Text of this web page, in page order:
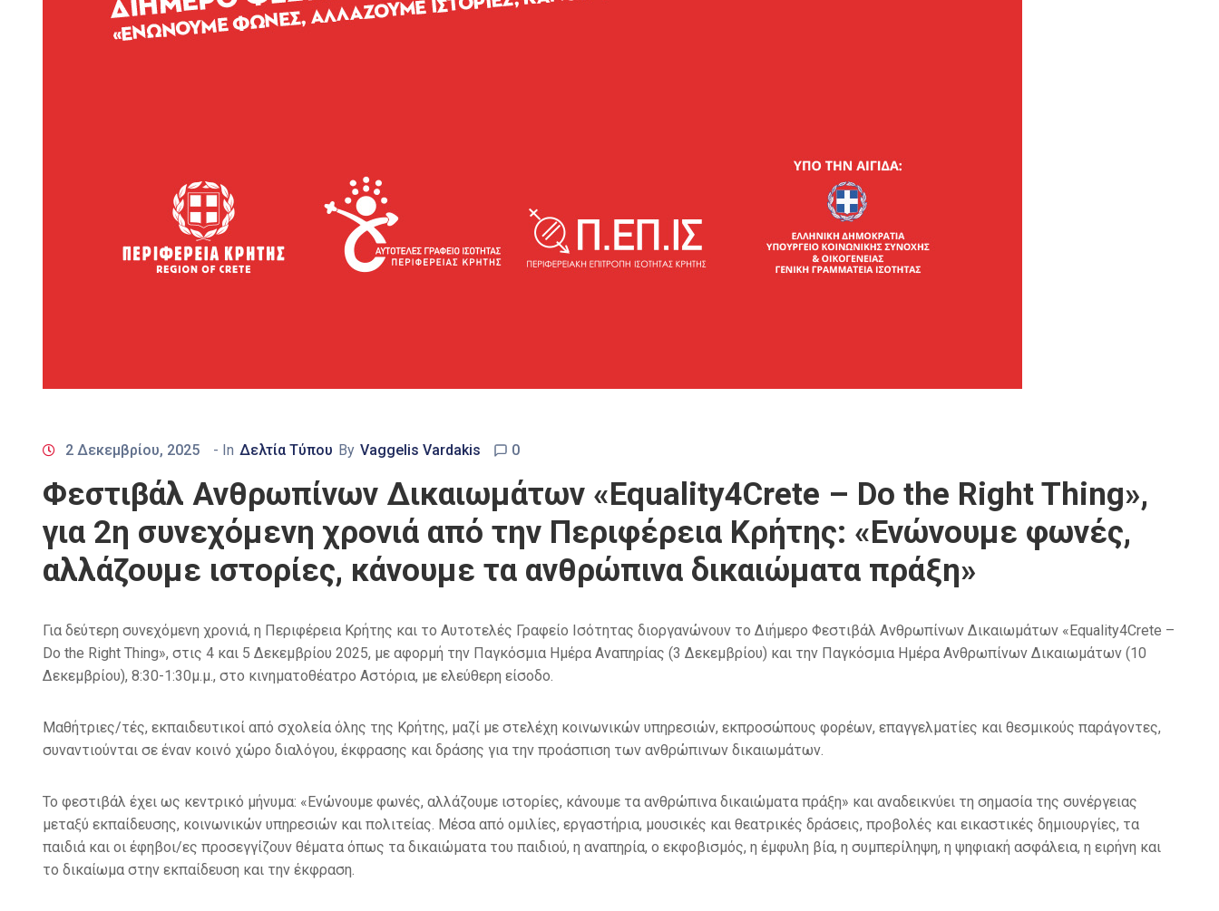
2 Δεκεμβρίου, 2025 - In Δελτία Τύπου By Vaggelis Vardakis 0
Φεστιβάλ Ανθρωπίνων Δικαιωμάτων «Equality4Crete – Do the Right Thing»,
για 2η συνεχόμενη χρονιά από την Περιφέρεια Κρήτης: «Ενώνουμε φωνές,
αλλάζουμε ιστορίες, κάνουμε τα ανθρώπινα δικαιώματα πράξη»
Για δεύτερη συνεχόμενη χρονιά, η Περιφέρεια Κρήτης και το Αυτοτελές Γραφείο Ισότητας διοργανώνουν το Διήμερο Φεστιβάλ Ανθρωπίνων Δικαιωμάτων «Equality4Crete –
Do the Right Thing», στις 4 και 5 Δεκεμβρίου 2025, με αφορμή την Παγκόσμια Ημέρα Αναπηρίας (3 Δεκεμβρίου) και την Παγκόσμια Ημέρα Ανθρωπίνων Δικαιωμάτων (10
Δεκεμβρίου), 8:30-1:30μ.μ., στο κινηματοθέατρο Αστόρια, με ελεύθερη είσοδο.
Μαθήτριες/τές, εκπαιδευτικοί από σχολεία όλης της Κρήτης, μαζί με στελέχη κοινωνικών υπηρεσιών, εκπροσώπους φορέων, επαγγελματίες και θεσμικούς παράγοντες,
συναντιούνται σε έναν κοινό χώρο διαλόγου, έκφρασης και δράσης για την προάσπιση των ανθρώπινων δικαιωμάτων.
Το φεστιβάλ έχει ως κεντρικό μήνυμα: «Ενώνουμε φωνές, αλλάζουμε ιστορίες, κάνουμε τα ανθρώπινα δικαιώματα πράξη» και αναδεικνύει τη σημασία της συνέργειας
μεταξύ εκπαίδευσης, κοινωνικών υπηρεσιών και πολιτείας. Μέσα από ομιλίες, εργαστήρια, μουσικές και θεατρικές δράσεις, προβολές και εικαστικές δημιουργίες, τα
παιδιά και οι έφηβοι/ες προσεγγίζουν θέματα όπως τα δικαιώματα του παιδιού, η αναπηρία, ο εκφοβισμός, η έμφυλη βία, η συμπερίληψη, η ψηφιακή ασφάλεια, η ειρήνη και
το δικαίωμα στην εκπαίδευση και την έκφραση.